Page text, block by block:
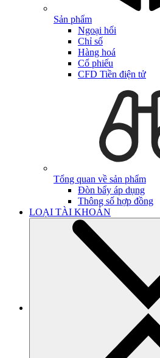
Sản phẩm
Ngoại hối
Chỉ số
Hàng hoá
Cổ phiếu
CFD Tiền điện tử
Tổng quan về sản phẩm
Đòn bẩy áp dụng
Thông số hợp đồng
LOẠI TÀI KHOẢN